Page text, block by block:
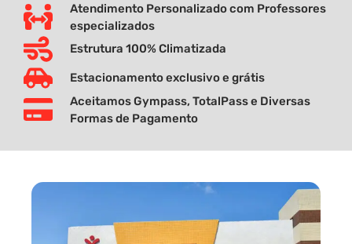
Atendimento Personalizado com Professores
especializados
Estrutura 100% Climatizada
Estacionamento exclusivo e grátis
Aceitamos Gympass, TotalPass e Diversas
Formas de Pagamento